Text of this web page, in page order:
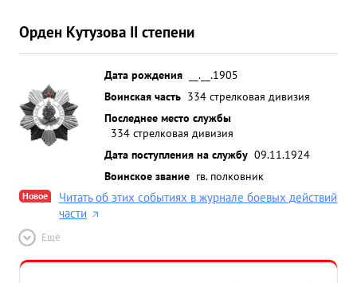
Орден Кутузова II степени
Дата рождения
__.__.1905
Воинская часть 334 стрелковая дивизия
Последнее место службы
334 стрелковая дивизия
Дата поступления на службу 09.11.1924
Воинское звание гв. полковник
Новое
Читать об этих событиях в журнале боевых действий
части
Ещё